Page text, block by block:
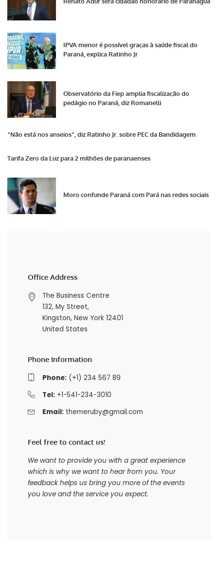
IPVA menor é possível graças à saúde fiscal do
Paraná, explica Ratinho Jr
Observatório da Fiep amplia fiscalização do
pedágio no Paraná, diz Romanelli
“Não está nos anseios”, diz Ratinho Jr. sobre PEC da Bandidagem
Tarifa Zero da Luz para 2 milhões de paranaenses
Moro confunde Paraná com Pará nas redes sociais
Office Address
The Business Centre
132, My Street,
Kingston, New York 12401
United States
Phone Information
Phone:(+1) 234 567 89
Tel:+1-541-234-3010
Email: themeruby@gmail.com
Feel free to contact us!
We want to provide you with a great experience
which is why we want to hear from you. Your
feedback helps us bring you more of the events
you love and the service you expect.